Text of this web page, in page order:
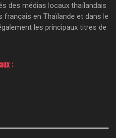
des médias locaux thaïlandais
français en Thaïlande et dans le
les principaux titres de
: